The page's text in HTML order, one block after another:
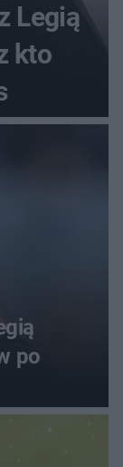
Legią
kto
po